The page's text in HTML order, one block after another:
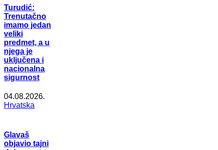
Turudić:
Trenutačno
imamo jedan
veliki
predmet, a u
njega je
uključena i
nacionalna
sigurnost
04.08.2026.
Hrvatska
Glavaš
objavio tajni